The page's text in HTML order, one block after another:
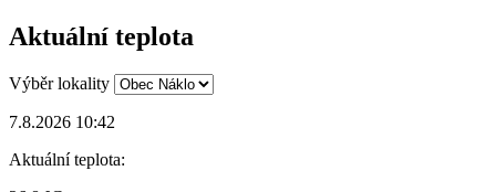
Aktuální teplota
Výběr lokality
7.8.2026 10:42
Aktuální teplota: